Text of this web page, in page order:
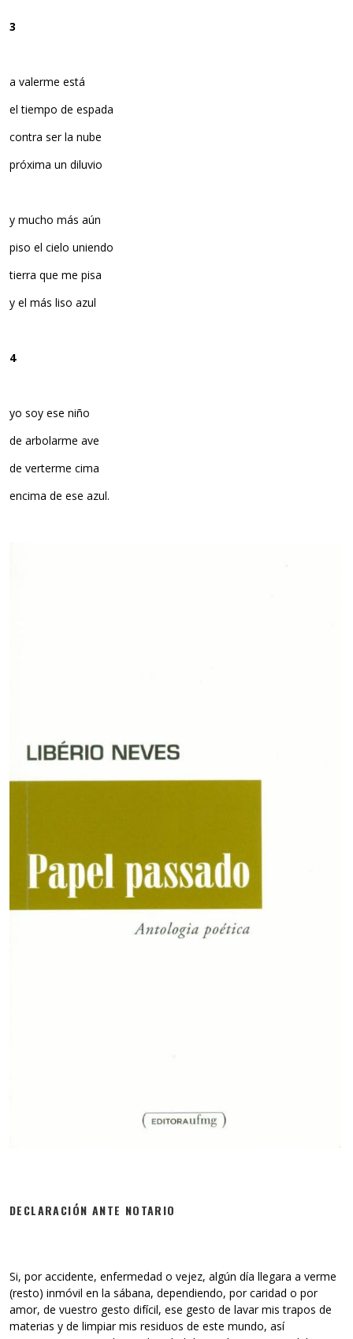
3
a valerme está
el tiempo de espada
contra ser la nube
próxima un diluvio
y mucho más aún
piso el cielo uniendo
tierra que me pisa
y el más liso azul
4
yo soy ese niño
de arbolarme ave
de verterme cima
encima de ese azul.
DECLARACIÓN ANTE NOTARIO
Si, por accidente, enfermedad o vejez, algún día llegara a verme
(resto) inmóvil en la sábana, dependiendo, por caridad o por
amor, de vuestro gesto difícil, ese gesto de lavar mis trapos de
materias y de limpiar mis residuos de este mundo, así